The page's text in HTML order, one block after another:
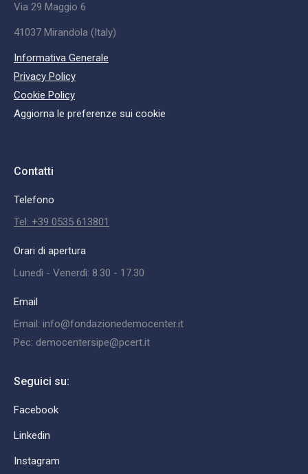
Via 29 Maggio 6
41037 Mirandola (Italy)
Informativa Generale
Privacy Policy
Cookie Policy
Aggiorna le preferenze sui cookie
Contatti
Telefono
Tel: +39 0535 613801
Orari di apertura
Lunedì - Venerdì: 8.30 - 17.30
Email
Email: info@fondazionedemocenter.it
Pec: democentersipe@pcert.it
Seguici su:
Facebook
Linkedin
Instagram